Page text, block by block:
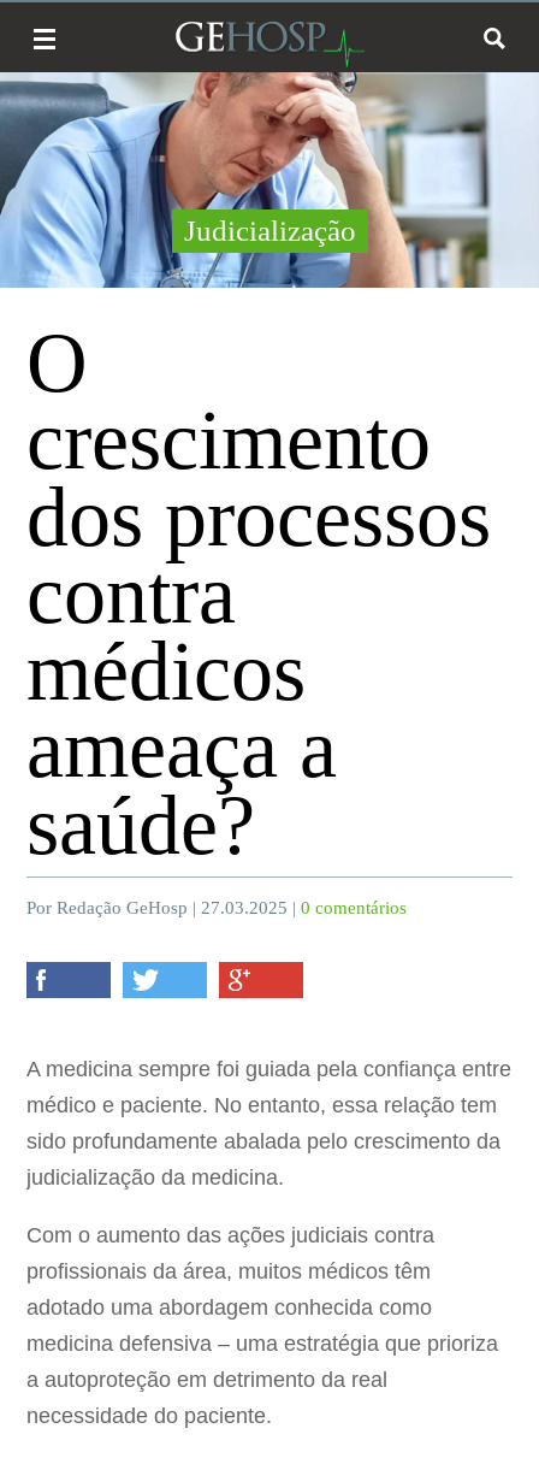
Judicialização
O
crescimento
dos processos
contra
médicos
ameaça a
saúde?
Por Redação GeHosp | 27.03.2025 |0 comentários
A medicina sempre foi guiada pela confiança entre
médico e paciente. No entanto, essa relação tem
sido profundamente abalada pelo crescimento da
judicialização da medicina.
Com o aumento das ações judiciais contra
profissionais da área, muitos médicos têm
adotado uma abordagem conhecida como
medicina defensiva – uma estratégia que prioriza
a autoproteção em detrimento da real
necessidade do paciente.